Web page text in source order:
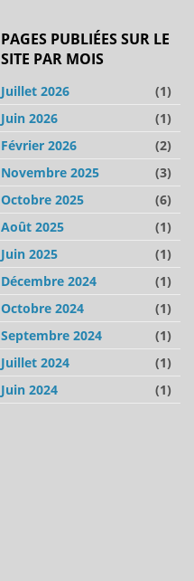
PAGES PUBLIÉES SUR LE
SITE PAR MOIS
Juillet 2026
(1)
Juin 2026
(1)
Février 2026
(2)
Novembre 2025
(3)
Octobre 2025
(6)
Août 2025
(1)
Juin 2025
(1)
Décembre 2024
(1)
Octobre 2024
(1)
Septembre 2024
(1)
Juillet 2024
(1)
Juin 2024
(1)